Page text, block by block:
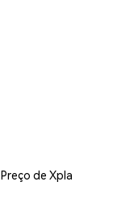
Preço de Xpla